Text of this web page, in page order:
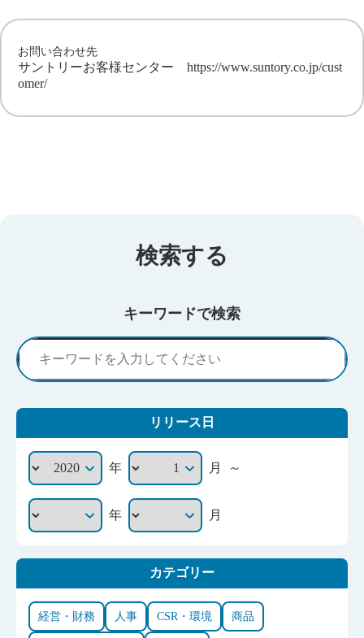
お問い合わせ先
サントリーお客様センター https://www.suntory.co.jp/cust
omer/
検索する
キーワードで検索
リリース日
年 月 ～
年 月
カテゴリー
経営・財務 人事 CSR・環境 商品